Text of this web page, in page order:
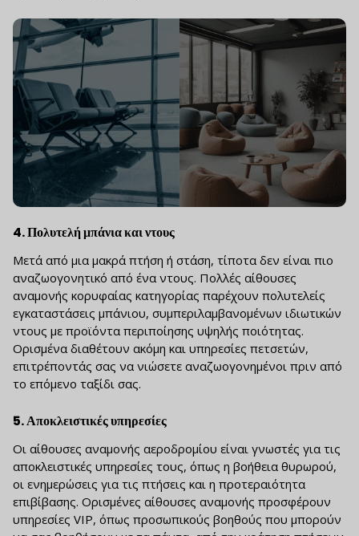
4.Πολυτελή μπάνια και ντους
Μετά από μια μακρά πτήση ή στάση, τίποτα δεν είναι πιο
αναζωογονητικό από ένα ντους. Πολλές αίθουσες
αναμονής κορυφαίας κατηγορίας παρέχουν πολυτελείς
εγκαταστάσεις μπάνιου, συμπεριλαμβανομένων ιδιωτικών
ντους με προϊόντα περιποίησης υψηλής ποιότητας.
Ορισμένα διαθέτουν ακόμη και υπηρεσίες πετσετών,
επιτρέποντάς σας να νιώσετε αναζωογονημένοι πριν από
το επόμενο ταξίδι σας.
5.Αποκλειστικές υπηρεσίες
Οι αίθουσες αναμονής αεροδρομίου είναι γνωστές για τις
αποκλειστικές υπηρεσίες τους, όπως η βοήθεια θυρωρού,
οι ενημερώσεις για τις πτήσεις και η προτεραιότητα
επιβίβασης. Ορισμένες αίθουσες αναμονής προσφέρουν
υπηρεσίες VIP, όπως προσωπικούς βοηθούς που μπορούν